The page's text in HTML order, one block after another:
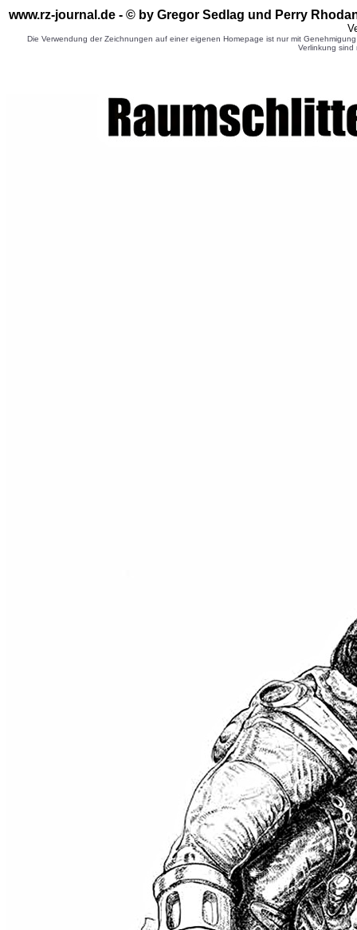
www.rz-journal.de - © by Gregor Sedlag und Perry
Die Verwendung der Zeichnungen auf einer eigenen Homepage ist nur mit
Verlinkung sind